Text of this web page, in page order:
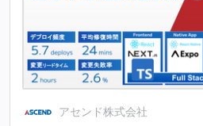
アセンド株式会社